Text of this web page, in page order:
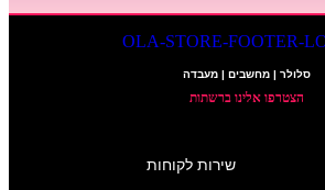
סלולר | מחשבים | מעבדה
הצטרפו אלינו ברשתות
שירות לקוחות